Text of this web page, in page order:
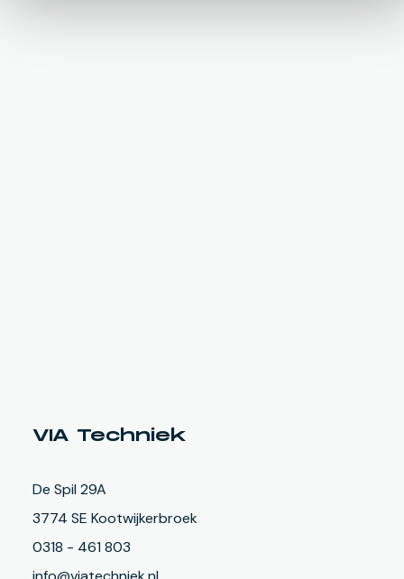
VIA Techniek
De Spil 29A
3774 SE Kootwijkerbroek
0318 - 461 803